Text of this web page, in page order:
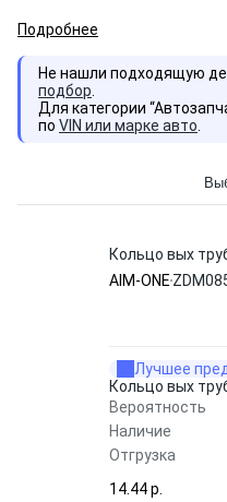
Подробнее
Не нашли подходящую
подбор
Для категории
по VIN или марке авто
Кольцо вых
AIM-ONE
Лучшее
Кольцо вых
Вероятность
Наличие
Отгрузка
14.44 p.